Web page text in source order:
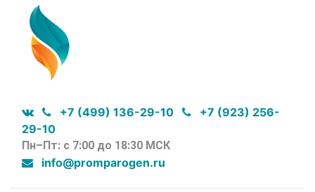
+7 (499) 136-29-10
+7 (923) 256-
29-10
Пн–Пт: с 7:00 до 18:30 МСК
info@promparogen.ru